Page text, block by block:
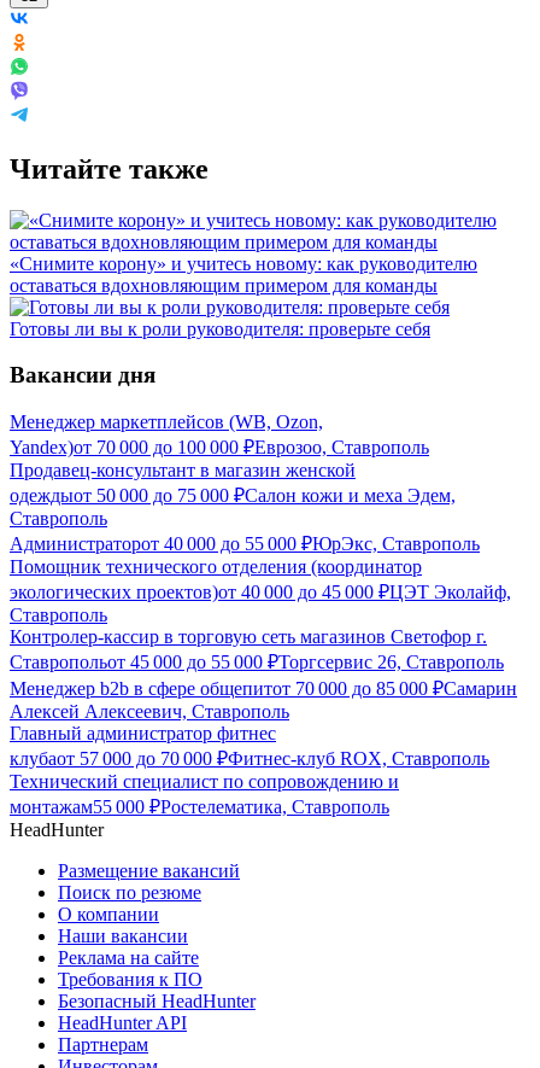
Читайте также
«Снимите корону» и учитесь новому: как руководителю
оставаться вдохновляющим примером для команды
Готовы ли вы к роли руководителя: проверьте себя
Вакансии дня
Менеджер маркетплейсов (WB, Ozon,
Yandex)от 70 000 до 100 000 ₽Еврозоо, Ставрополь
Продавец-консультант в магазин женской
одеждыот 50 000 до 75 000 ₽Салон кожи и меха Эдем,
Ставрополь
Администраторот 40 000 до 55 000 ₽ЮрЭкс, Ставрополь
Помощник технического отделения (координатор
экологических проектов)от 40 000 до 45 000 ₽ЦЭТ Эколайф,
Ставрополь
Контролер-кассир в торговую сеть магазинов Светофор г.
Ставропольот 45 000 до 55 000 ₽Торгсервис 26, Ставрополь
Менеджер b2b в сфере общепитот 70 000 до 85 000 ₽Самарин
Алексей Алексеевич, Ставрополь
Главный администратор фитнес
клубаот 57 000 до 70 000 ₽Фитнес-клуб ROX, Ставрополь
Технический специалист по сопровождению и
монтажам55 000 ₽Ростелематика, Ставрополь
HeadHunter
Размещение вакансий
Поиск по резюме
О компании
Наши вакансии
Реклама на сайте
Требования к ПО
Безопасный HeadHunter
HeadHunter API
Партнерам